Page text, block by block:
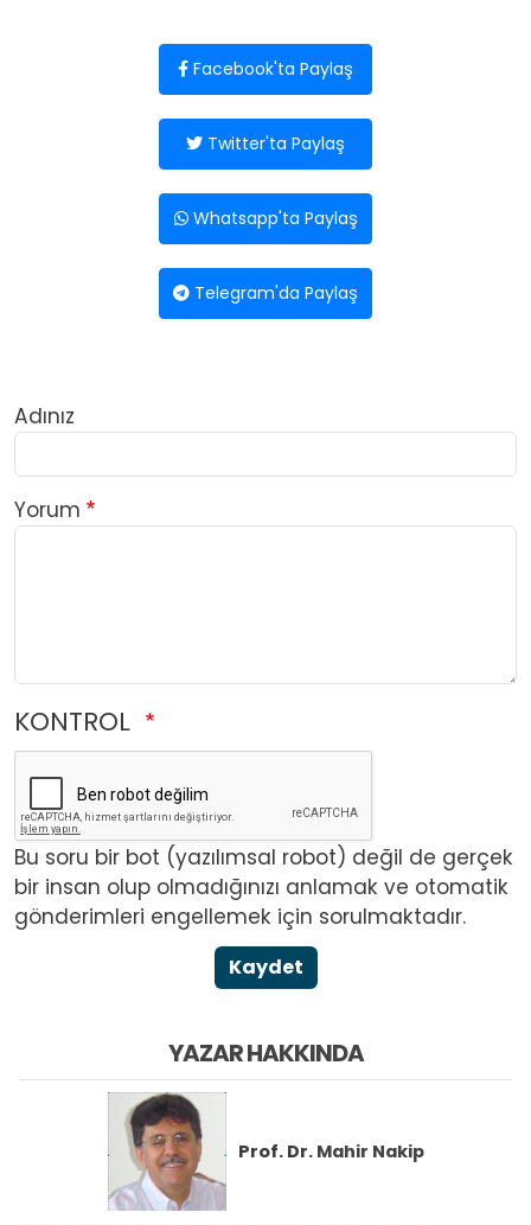
Facebook'ta Paylaş
Twitter'ta Paylaş
Whatsapp'ta Paylaş
Telegram'da Paylaş
Adınız
Yorum
KONTROL
Bu soru bir bot (yazılımsal robot) değil de gerçek
bir insan olup olmadığınızı anlamak ve otomatik
gönderimleri engellemek için sorulmaktadır.
Kaydet
YAZAR HAKKINDA
Prof. Dr. Mahir Nakip